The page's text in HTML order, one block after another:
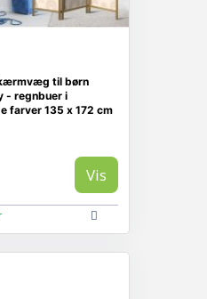
til børn
- regnbuer i
farver 135 x 172 cm
Vis